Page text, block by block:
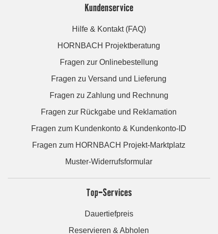
Kundenservice
Hilfe & Kontakt (FAQ)
HORNBACH Projektberatung
Fragen zur Onlinebestellung
Fragen zu Versand und Lieferung
Fragen zu Zahlung und Rechnung
Fragen zur Rückgabe und Reklamation
Fragen zum Kundenkonto & Kundenkonto-ID
Fragen zum HORNBACH Projekt-Marktplatz
Muster-Widerrufsformular
Top-Services
Dauertiefpreis
Reservieren & Abholen